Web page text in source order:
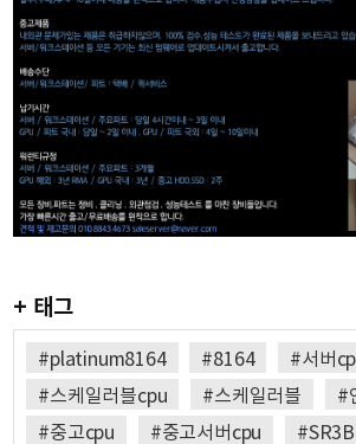
+ 태그
#platinum8164 #8164
#서버
#스케일러블cpu
#스케일러블
#
#중고cpu
#중고서버cpu